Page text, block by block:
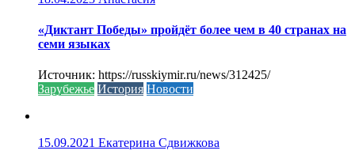
«Диктант Победы» пройдёт более чем в 40 странах на
семи языках
Источник: https://russkiymir.ru/news/312425/
Зарубежье История Новости
15.09.2021 Екатерина Сдвижкова